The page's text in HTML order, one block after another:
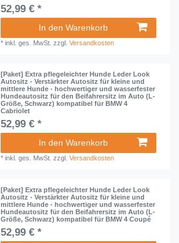
52,99 € *
In den Warenkorb
*inkl. ges. MwSt. zzgl.Versandkosten
[Paket] Extra pflegeleichter Hunde Leder Look
Autositz - Verstärkter Autositz für kleine und
mittlere Hunde - hochwertiger und wasserfester
Hundeautositz für den Beifahrersitz im Auto (L-
Größe, Schwarz) kompatibel für BMW 4
Cabriolet
52,99 € *
In den Warenkorb
*inkl. ges. MwSt. zzgl.Versandkosten
[Paket] Extra pflegeleichter Hunde Leder Look
Autositz - Verstärkter Autositz für kleine und
mittlere Hunde - hochwertiger und wasserfester
Hundeautositz für den Beifahrersitz im Auto (L-
Größe, Schwarz) kompatibel für BMW 4 Coupé
52,99 € *